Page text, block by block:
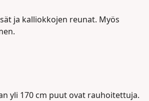
ja kalliokkojen reunat. Myös
yli 170 cm puut ovat rauhoitettuja.